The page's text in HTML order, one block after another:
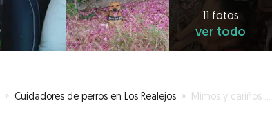
11 fotos
ver todo
» Cuidadores de perros en Los Realejos » Mimos y cariños al por mayor 😻